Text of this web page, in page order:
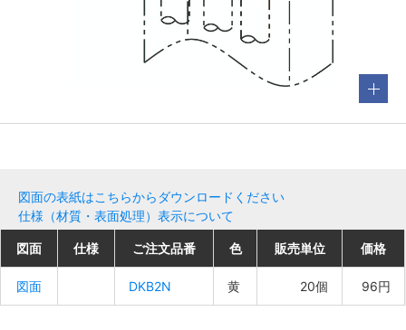
図面の表紙はこちらからダウンロードください
仕様（材質・表面処理）表示について
図面 仕様 ご注文品番 販売単位
図面 DKB2N 20個
図面 仕様 ご注文品番 色 販売単位 価格
図面 DKB2N 黄 20個 96円
図面 仕様 ご注文品番 販売単位
図面 DKB2N 20個
図面 仕様 ご注文品番 色 販売単位 価格
図面 DKB2N 黄 20個 96円